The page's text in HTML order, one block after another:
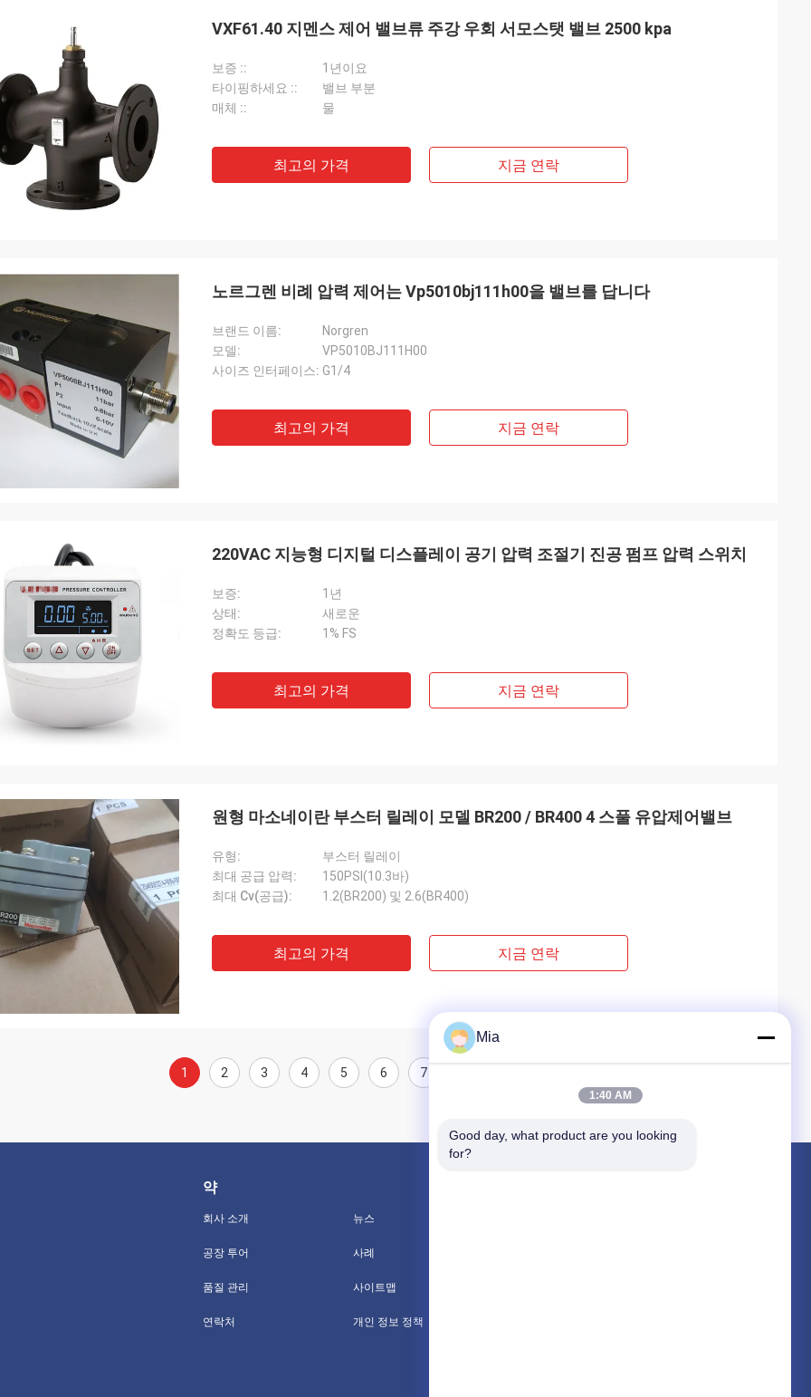
VXF61.40 지멘스 제어 밸브류 주강 우회 서모스탯 밸브 2500 kpa
보증 ::
1년이요
타이핑하세요 ::
밸브 부분
매체 ::
물
최고의 가격 지금 연락
노르그렌 비례 압력 제어는 Vp5010bj111h00을 밸브를 답니다
브랜드 이름:
Norgren
모델:
VP5010BJ111H00
사이즈 인터페이스: G1/4
최고의 가격 지금 연락
220VAC 지능형 디지털 디스플레이 공기 압력 조절기 진공 펌프 압력 스위치
보증:
1년
상태:
새로운
정확도 등급:
1% FS
최고의 가격 지금 연락
원형 마소네이란 부스터 릴레이 모델 BR200 / BR400 4 스풀 유압제어밸브
유형:
부스터 릴레이
최대 공급 압력:
150PSI(10.3바)
최대 Cv(공급):
1.2(BR200) ​​및 2.6(BR400)
최고의 가격 지금 연락
1 2 3 4 5 6 7
약
회사 소개
공장 투어
품질 관리
연락처
뉴스
사례
사이트맵
개인 정보 정책
Mia
1:40 AM
Good day, what product are you looking
for?